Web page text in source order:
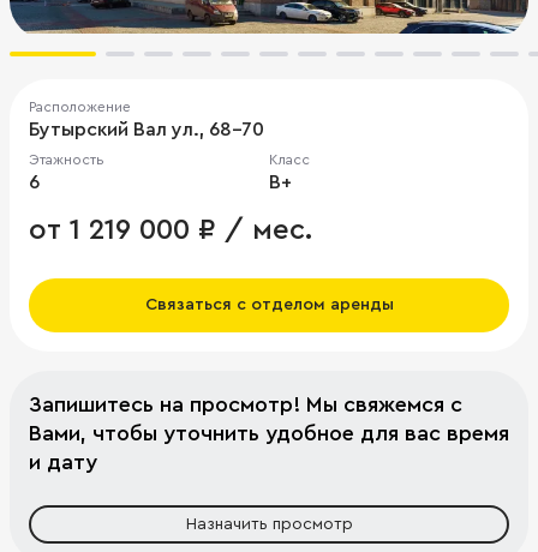
Расположение
Бутырский Вал ул., 68-70
Этажность
6
Класс
B+
от 1 219 000 ₽ / мес.
Связаться с отделом аренды
Запишитесь на просмотр! Мы свяжемся с
Вами, чтобы уточнить удобное для вас время
и дату
Назначить просмотр